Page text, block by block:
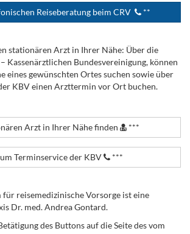
Reiseberatung beim CRV **
stationären Arzt in Ihrer Nähe: Über die
Kassenärztlichen Bundesvereinigung, können
eines gewünschten Ortes suchen sowie über
KBV einen Arzttermin vor Ort buchen.
Arzt in Ihrer Nähe finden ***
Terminservice der KBV ***
reisemedizinische Vorsorge ist eine
Dr. med. Andrea Gontard.
des Buttons auf die Seite des vom